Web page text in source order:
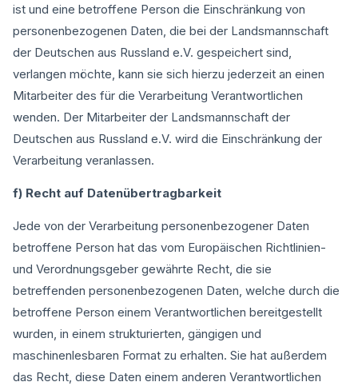
ist und eine betroffene Person die Einschränkung von
personenbezogenen Daten, die bei der Landsmannschaft
der Deutschen aus Russland e.V. gespeichert sind,
verlangen möchte, kann sie sich hierzu jederzeit an einen
Mitarbeiter des für die Verarbeitung Verantwortlichen
wenden. Der Mitarbeiter der Landsmannschaft der
Deutschen aus Russland e.V. wird die Einschränkung der
Verarbeitung veranlassen.
f) Recht auf Datenübertragbarkeit
Jede von der Verarbeitung personenbezogener Daten
betroffene Person hat das vom Europäischen Richtlinien-
und Verordnungsgeber gewährte Recht, die sie
betreffenden personenbezogenen Daten, welche durch die
betroffene Person einem Verantwortlichen bereitgestellt
wurden, in einem strukturierten, gängigen und
maschinenlesbaren Format zu erhalten. Sie hat außerdem
das Recht, diese Daten einem anderen Verantwortlichen